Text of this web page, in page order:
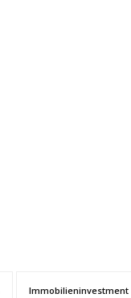
Immobilieninvestment